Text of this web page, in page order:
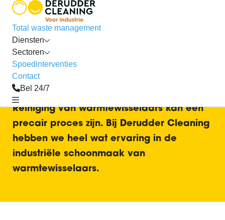
Total waste management
Diensten
Sectoren
Spoedinterventies
Contact
Bel 24/7
reinigen
Warmtewisselaars
reinigen
Reiniging van warmtewisselaars kan een
precair proces zijn. Bij Derudder Cleaning
hebben we heel wat ervaring in de
industriële schoonmaak van
warmtewisselaars.